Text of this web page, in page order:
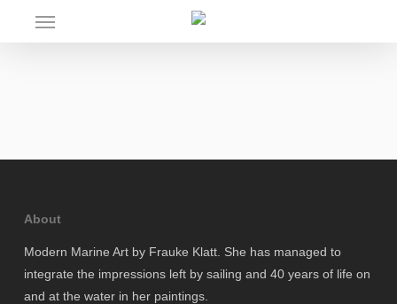
Menu
About
Modern Marine Art by Frauke Klatt. She has managed to
integrate the impressions left by sailing and 40 years of life on
and at the water in her paintings.